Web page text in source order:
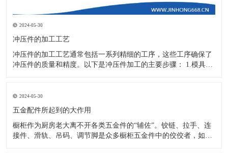
2024-05-30
冲压件的加工工艺
冲压件的加工工艺通常包括一系列精细的工序，这些工序确保了
冲压件的质量和精度。以下是冲压件加工的主要步骤： 1.模具设
开料与落料：在图纸上标注尺寸后，根据图纸要求选择合适的板
材。然
2024-05-30
五金配件所起到的大作用
橱柜作为厨房老大离不开各类五金件的“辅佐”。铰链、拉手、连
接件、滑轨、吊码、调节脚是众多橱柜五金件中的佼佼者，如果